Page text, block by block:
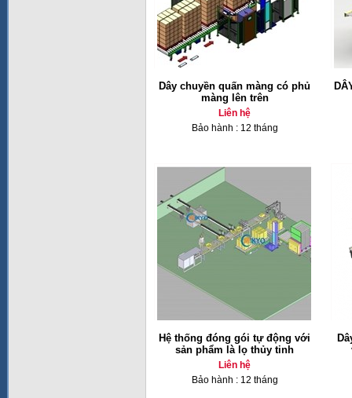
Dây chuyền quấn màng có phủ
màng lên trên
Liên hệ
Bảo hành : 12 tháng
Hệ thống đóng gói tự động với
sản phẩm là lọ thủy tinh
Liên hệ
Bảo hành : 12 tháng